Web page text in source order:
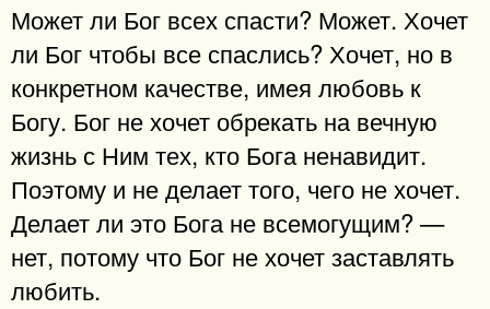
Может ли Бог всех спасти? Может. Хочет
ли Бог чтобы все спаслись? Хочет, но в
конкретном качестве, имея любовь к
Богу. Бог не хочет обрекать на вечную
жизнь с Ним тех, кто Бога ненавидит.
Поэтому и не делает того, чего не хочет.
Делает ли это Бога не всемогущим? —
нет, потому что Бог не хочет заставлять
любить.